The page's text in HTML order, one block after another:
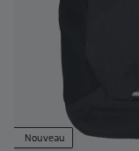
Nouveau